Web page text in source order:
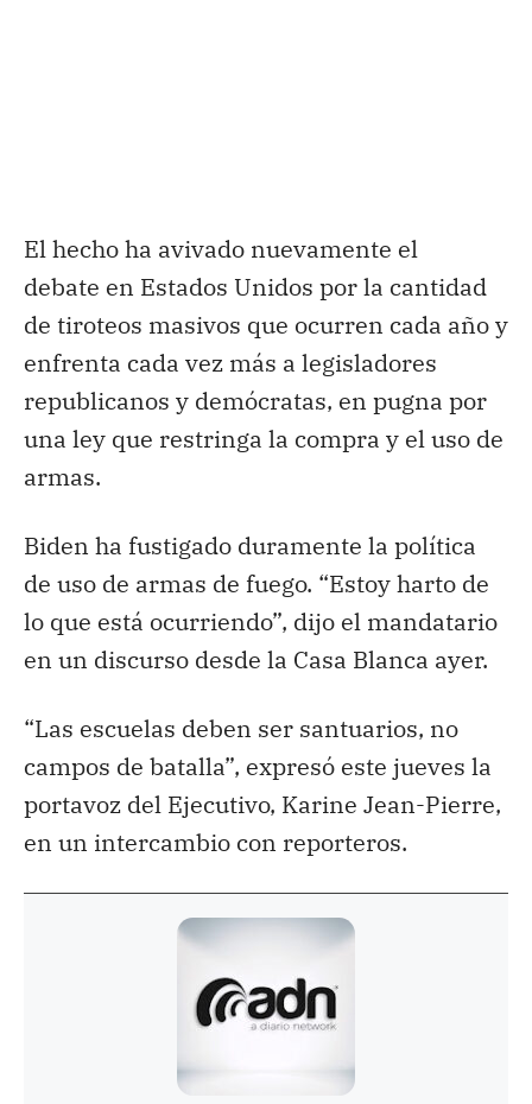
El hecho ha avivado nuevamente el
debate en Estados Unidos por la cantidad
de tiroteos masivos que ocurren cada año y
enfrenta cada vez más a legisladores
republicanos y demócratas, en pugna por
una ley que restringa la compra y el uso de
armas.
Biden ha fustigado duramente la política
de uso de armas de fuego. “Estoy harto de
lo que está ocurriendo”, dijo el mandatario
en un discurso desde la Casa Blanca ayer.
“Las escuelas deben ser santuarios, no
campos de batalla”, expresó este jueves la
portavoz del Ejecutivo, Karine Jean-Pierre,
en un intercambio con reporteros.